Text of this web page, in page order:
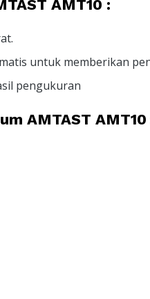
AMT10 :
untuk memberikan
pengukuran
AMTAST AMT10